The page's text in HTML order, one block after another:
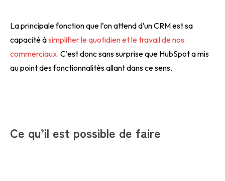
La principale fonction que l’on attend d’un CRM est sa
capacité àsimplifier le quotidien et le travail de nos
commerciaux. C’est donc sans surprise que HubSpot a mis
au point des fonctionnalités allant dans ce sens.
Ce qu’il est possible de faire